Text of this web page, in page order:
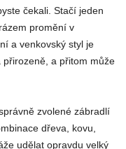
čekali. Stačí jeden
promění v
a venkovský styl je
a přitom může
zvolené zábradlí
dřeva, kovu,
udělat opravdu velký